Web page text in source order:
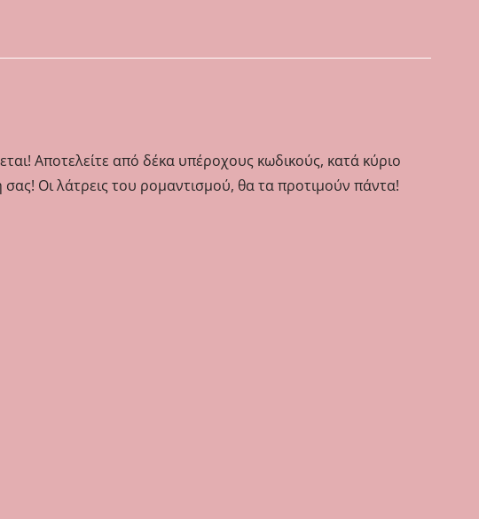
Αποτελείτε από δέκα υπέροχους κωδικούς, κατά κύριο
Οι λάτρεις του ρομαντισμού, θα τα προτιμούν πάντα!